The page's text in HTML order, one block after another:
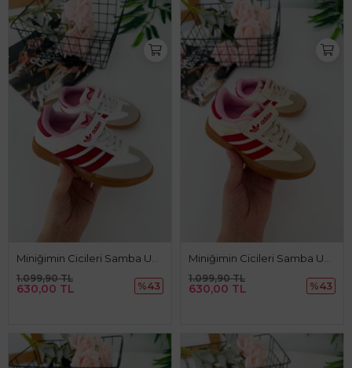
630,00 TL
1.099,90 TL
%43 630,00 TL
1.099,90 TL
%43